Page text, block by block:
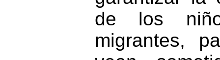
de los
migrantes,